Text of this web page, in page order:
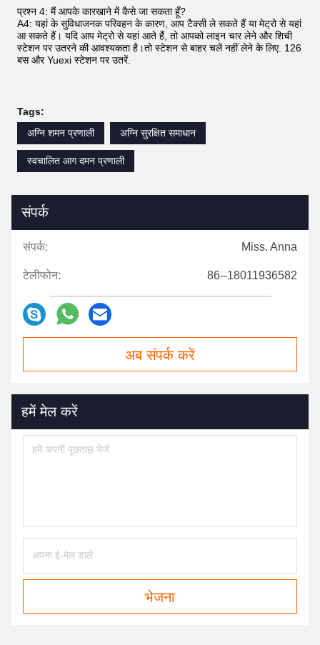
प्रश्न 4: मैं आपके कारखाने में कैसे जा सकता हूँ?
A4: यहां के सुविधाजनक परिवहन के कारण, आप टैक्सी ले सकते हैं या मेट्रो से यहां
आ सकते हैं। यदि आप मेट्रो से यहां आते हैं, तो आपको लाइन चार लेने और शिची
स्टेशन पर उतरने की आवश्यकता है।तो स्टेशन से बाहर चलें नहीं लेने के लिए. 126
बस और Yuexi स्टेशन पर उतरें.
Tags:
अग्नि शमन प्रणाली
अग्नि सुरक्षित समाधान
स्वचालित आग दमन प्रणाली
संपर्क
संपर्क: Miss. Anna
टेलीफोन: 86--18011936582
अब संपर्क करें
हमें मेल करें
भेजना